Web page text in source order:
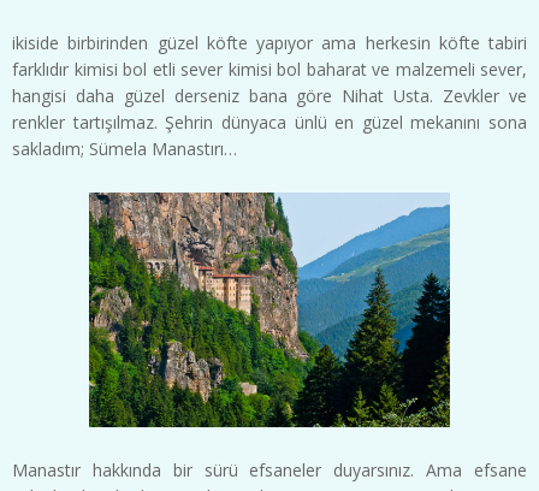
ikiside birbirinden güzel köfte yapıyor ama herkesin köfte tabiri
farklıdır kimisi bol etli sever kimisi bol baharat ve malzemeli sever,
hangisi daha güzel derseniz bana göre Nihat Usta. Zevkler ve
renkler tartışılmaz. Şehrin dünyaca ünlü en güzel mekanını sona
sakladım; Sümela Manastırı…
Manastır hakkında bir sürü efsaneler duyarsınız. Ama efsane